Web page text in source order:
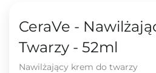
CeraVe -
Twarzy - 52ml
Nawilżający krem do twarzy